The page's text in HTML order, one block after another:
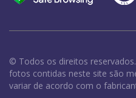
© Todos os direitos reservados.
fotos contidas neste site são
variar de acordo com o